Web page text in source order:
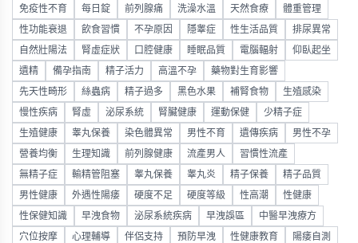
免疫性不育 每日錠 前列腺痛 洗澡水溫 天然食療 體重管理
性功能衰退 飲食習慣 不孕原因 隱睾症 性生活品質 排尿異常
自然壯陽法 腎虛症狀 口腔健康 睡眠品質 電腦輻射 仰臥起坐
遺精 備孕指南 精子活力 高溫不孕 藥物對生育影響
先天性畸形 絲蟲病 精子過多 黑色水果 補腎食物 生殖感染
慢性疾病 腎虛 泌尿系統 腎臟健康 運動保健 少精子症
生殖健康 睾丸保養 染色體異常 男性不育 遺傳疾病 男性不孕
營養均衡 生理知識 前列腺健康 流產男人 習慣性流產
無精子症 輸精管阻塞 睾丸保養 睾丸炎 精子保養 精子品質
男性健康 外遇性陽痿 硬度不足 硬度等級 性高潮 性健康
性保健知識 早洩食物 泌尿系統疾病 早洩誤區 中醫早洩療方
穴位按摩 心理輔導 伴侶支持 預防早洩 性健康教育 陽痿自測